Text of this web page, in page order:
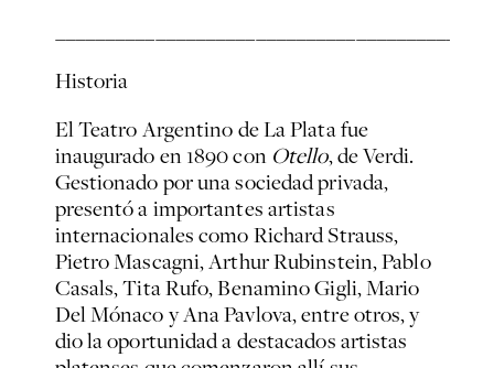
Historia
El Teatro Argentino de La Plata fue
inaugurado en 1890 con Otello, de Verdi.
Gestionado por una sociedad privada,
presentó a importantes artistas
internacionales como Richard Strauss,
Pietro Mascagni, Arthur Rubinstein, Pablo
Casals, Tita Rufo, Benamino Gigli, Mario
Del Mónaco y Ana Pavlova, entre otros, y
dio la oportunidad a destacados artistas